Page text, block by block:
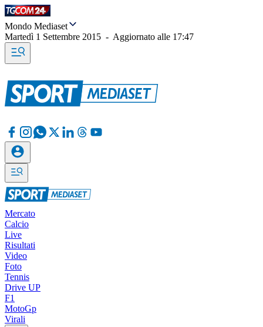
Mondo Mediaset
Martedì 1 Settembre 2015 - Aggiornato alle 17:47
Mercato
Calcio
Live
Risultati
Video
Foto
Tennis
Drive UP
F1
MotoGp
Virali